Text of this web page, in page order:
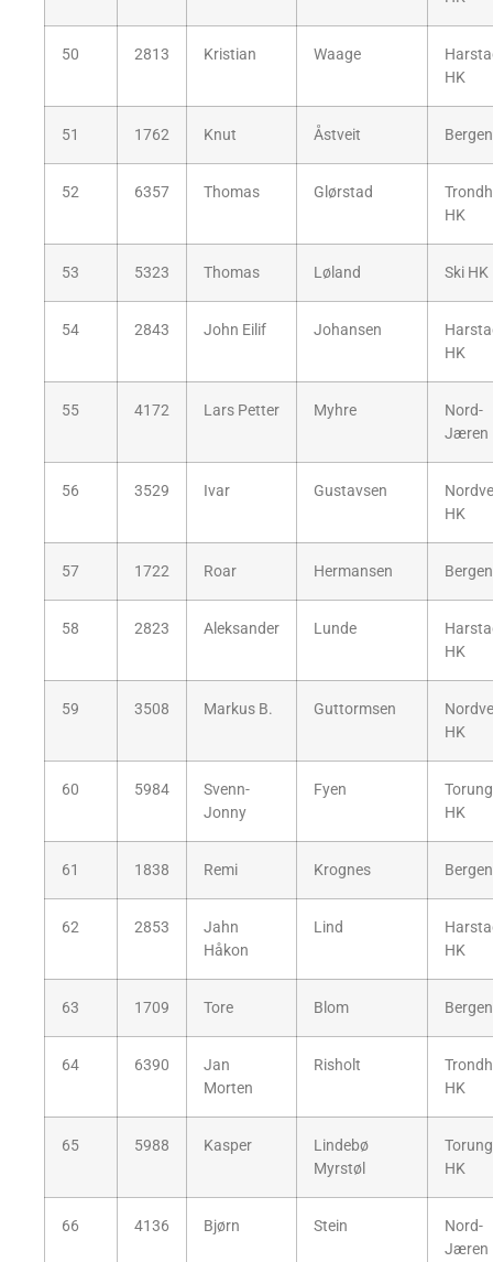
50 2813 Kristian Waage
HK
51 1762 Knut Åstveit
52 6357 Thomas Glørstad
HK
53 5323 Thomas Løland Ski HK
54 2843 John Eilif Johansen
HK
55 4172 Lars Petter Myhre
Nord-
Jæren
56 3529 Ivar Gustavsen
HK
57 1722 Roar Hermansen
58 2823 Aleksander Lunde
HK
59 3508 Markus B. Guttormsen
HK
60 5984
Svenn-
Jonny
Fyen
HK
61 1838 Remi Krognes
62 2853
Jahn
Håkon
Lind
HK
63 1709 Tore Blom
64 6390
Jan
Morten
Risholt
HK
65 5988 Kasper
Lindebø
Myrstøl
HK
66 4136 Bjørn Stein
Nord-
Jæren